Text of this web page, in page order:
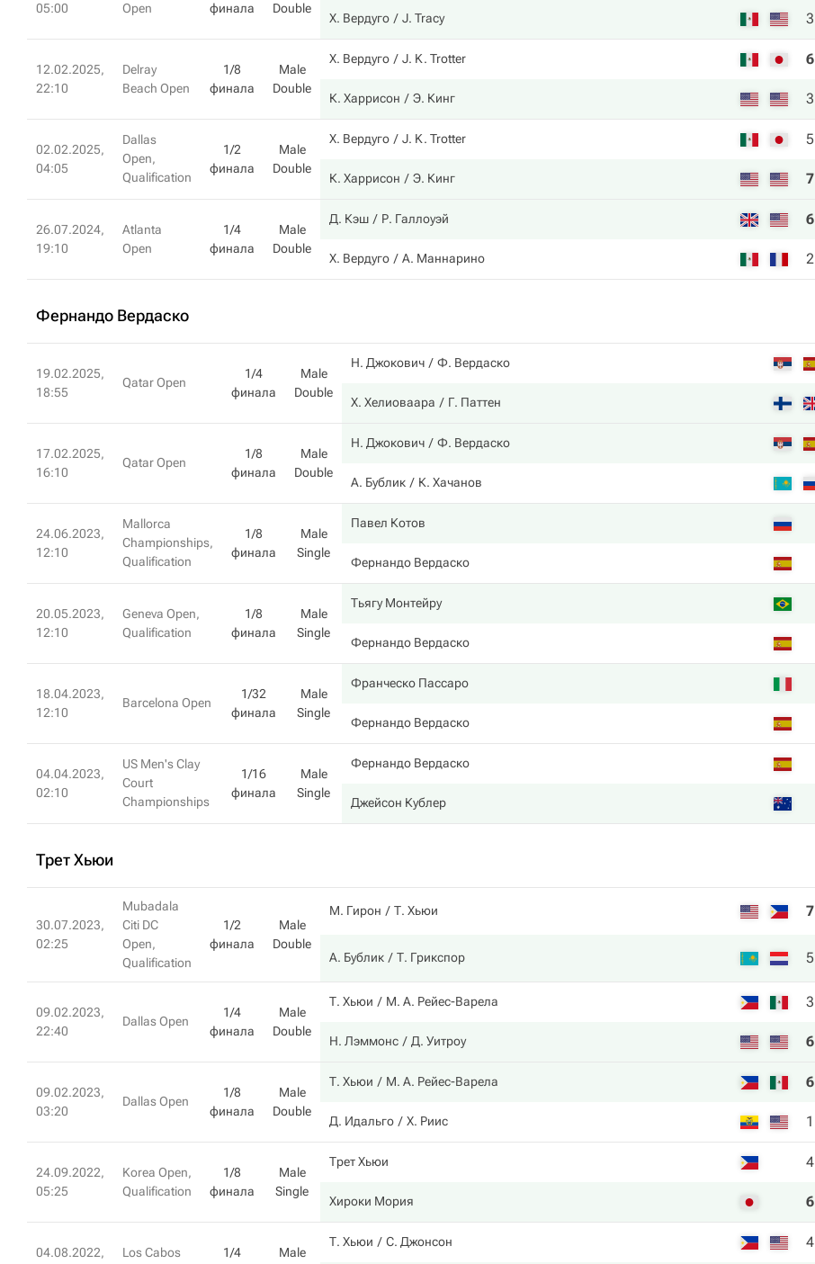
05:00
Open
финала
Double
Х. Вердуго J. Tracy 3
12.02.2025,
22:10
Delray
Beach Open
1/8
финала
Male
Double
Х. Вердуго J. K. Trotter 6
К. Харрисон Э. Кинг 3
02.02.2025,
04:05
Dallas
Open,
Qualification
1/2
финала
Male
Double
Х. Вердуго J. K. Trotter 5
К. Харрисон Э. Кинг 7
26.07.2024,
19:10
Atlanta
Open
1/4
финала
Male
Double
Д. Кэш Р. Галлоуэй 6
Х. Вердуго А. Маннарино 2
Фернандо Вердаско
19.02.2025,
18:55
Qatar Open
1/4
финала
Male
Double
Н. Джокович Ф. Вердаско
Х. Хелиоваара Г. Паттен
17.02.2025,
16:10
Qatar Open
1/8
финала
Male
Double
Н. Джокович Ф. Вердаско
А. Бублик К. Хачанов
24.06.2023,
12:10
Mallorca
Championships,
Qualification
1/8
финала
Male
Single
Павел Котов
Фернандо Вердаско
20.05.2023,
12:10
Geneva Open,
Qualification
1/8
финала
Male
Single
Тьягу Монтейру
Фернандо Вердаско
18.04.2023,
12:10
Barcelona Open
1/32
финала
Male
Single
Франческо Пассаро
Фернандо Вердаско
04.04.2023,
02:10
US Men's Clay
Court
Championships
1/16
финала
Male
Single
Фернандо Вердаско
Джейсон Кублер
Трет Хьюи
30.07.2023,
02:25
Mubadala
Citi DC
Open,
Qualification
1/2
финала
Male
Double
М. Гирон Т. Хьюи 7
А. Бублик Т. Грикспор 5
09.02.2023,
22:40
Dallas Open
1/4
финала
Male
Double
Т. Хьюи М. А. Рейес-Варела 3
Н. Лэммонс Д. Уитроу 6
09.02.2023,
03:20
Dallas Open
1/8
финала
Male
Double
Т. Хьюи М. А. Рейес-Варела 6
Д. Идальго Х. Риис 1
24.09.2022,
05:25
Korea Open,
Qualification
1/8
финала
Male
Single
Трет Хьюи 4
Хироки Мория 6
04.08.2022, Los Cabos 1/4 Male
Т. Хьюи С. Джонсон 4